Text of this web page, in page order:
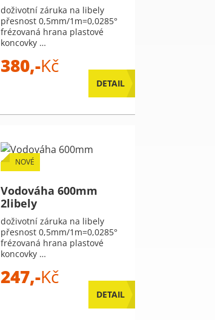
doživotní záruka na libely
přesnost 0,5mm/1m=0,0285°
frézovaná hrana plastové
koncovky …
380,-Kč
DETAIL
NOVÉ
Vodováha 600mm
2libely
doživotní záruka na libely
přesnost 0,5mm/1m=0,0285°
frézovaná hrana plastové
koncovky …
247,-Kč
DETAIL